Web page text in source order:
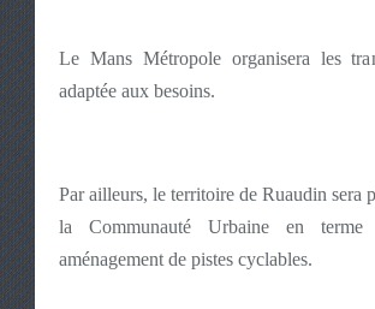
Le Mans Métropole organisera les
adaptée aux besoins.
Par ailleurs, le territoire de Ruaudin sera
la Communauté Urbaine en terme
aménagement de pistes cyclables.